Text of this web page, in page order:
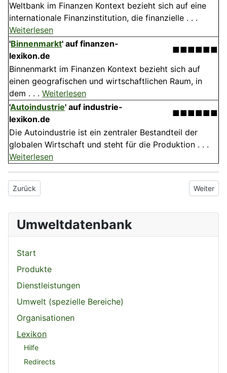
Weltbank im Finanzen Kontext bezieht sich auf eine
internationale Finanzinstitution, die finanzielle . . .
Weiterlesen
'Binnenmarkt' auf finanzen-
lexikon.de
■■■■■■
Binnenmarkt im Finanzen Kontext bezieht sich auf
einen geografischen und wirtschaftlichen Raum, in
dem . . . Weiterlesen
'Autoindustrie' auf industrie-
lexikon.de
■■■■■■
Die Autoindustrie ist ein zentraler Bestandteil der
globalen Wirtschaft und steht für die Produktion . . .
Weiterlesen
Vorheriger Beitrag: Nahrungsquader
Zurück Nächster
Weiter
Umweltdatenbank
Start
Produkte
Dienstleistungen
Umwelt (spezielle Bereiche)
Organisationen
Lexikon
Hilfe
Redirects